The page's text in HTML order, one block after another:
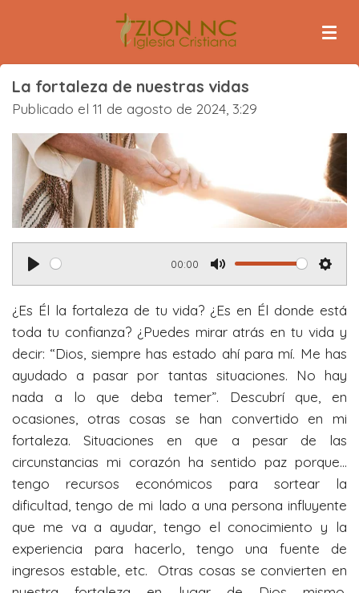
contenido
principal
La fortaleza de nuestras vidas
Publicado el 11 de agosto de 2024, 3:29
P
a
y
00:00
M
u
t
e
S
e
t
t
i
g
s
¿Es Él la fortaleza de tu vida? ¿Es en Él donde está
toda tu confianza? ¿Puedes mirar atrás en tu vida y
decir: “Dios, siempre has estado ahí para mí. Me has
ayudado a pasar por tantas situaciones. No hay
nada a lo que deba temer”. Descubrí que, en
ocasiones, otras cosas se han convertido en mi
fortaleza. Situaciones en que a pesar de las
circunstancias mi corazón ha sentido paz porque…
tengo recursos económicos para sortear la
dificultad, tengo de mi lado a una persona influyente
que me va a ayudar, tengo el conocimiento y la
experiencia para hacerlo, tengo una fuente de
ingresos estable, etc. Otras cosas se convierten en